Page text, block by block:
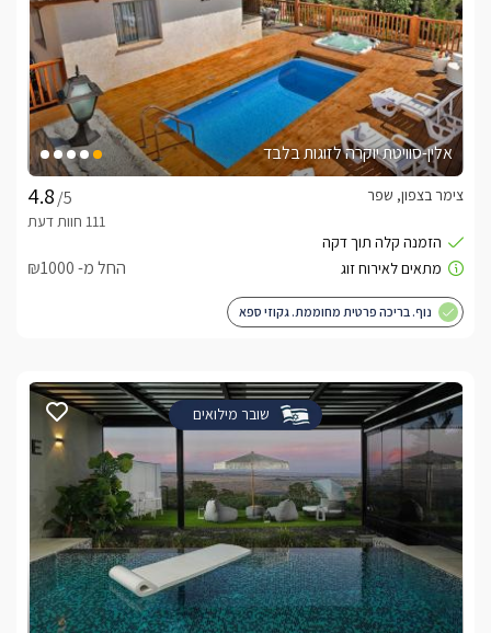
אלין-סוויטת יוקרה לזוגות בלבד
/5
צימר בצפון, שפר
החל מ- ₪1000
נוף. בריכה פרטית מחוממת. גקוזי ספא
שובר מילואים